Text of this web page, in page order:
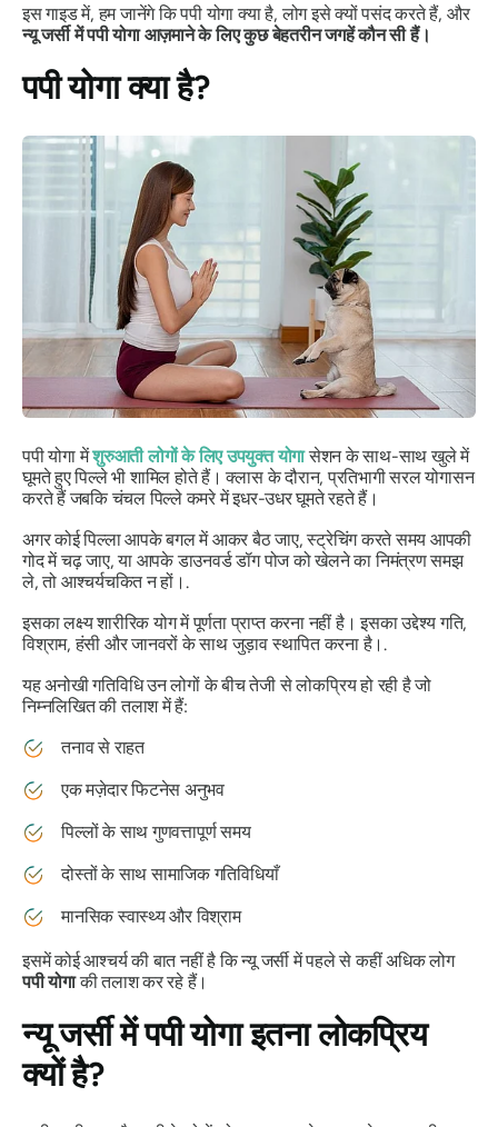
इस गाइड में, हम जानेंगे कि पपी योगा क्या है, लोग इसे क्यों पसंद करते हैं, और
न्यू जर्सी में पपी योगा आज़माने के लिए कुछ बेहतरीन जगहें कौन सी हैं।
पपी योगा क्या है?
पपी योगा मेंशुरुआती लोगों के लिए उपयुक्त योगासेशन के साथ-साथ खुले में
घूमते हुए पिल्ले भी शामिल होते हैं। क्लास के दौरान, प्रतिभागी सरल योगासन
करते हैं जबकि चंचल पिल्ले कमरे में इधर-उधर घूमते रहते हैं।
अगर कोई पिल्ला आपके बगल में आकर बैठ जाए, स्ट्रेचिंग करते समय आपकी
गोद में चढ़ जाए, या आपके डाउनवर्ड डॉग पोज को खेलने का निमंत्रण समझ
ले, तो आश्चर्यचकित न हों।.
इसका लक्ष्य शारीरिक योग में पूर्णता प्राप्त करना नहीं है। इसका उद्देश्य गति,
विश्राम, हंसी और जानवरों के साथ जुड़ाव स्थापित करना है।.
यह अनोखी गतिविधि उन लोगों के बीच तेजी से लोकप्रिय हो रही है जो
निम्नलिखित की तलाश में हैं:
तनाव से राहत
एक मज़ेदार फिटनेस अनुभव
पिल्लों के साथ गुणवत्तापूर्ण समय
दोस्तों के साथ सामाजिक गतिविधियाँ
मानसिक स्वास्थ्य और विश्राम
इसमें कोई आश्चर्य की बात नहीं है कि न्यू जर्सी में पहले से कहीं अधिक लोग
पपी योगाकी तलाश कर रहे हैं।
न्यू जर्सी में पपी योगा इतना लोकप्रिय
क्यों है?